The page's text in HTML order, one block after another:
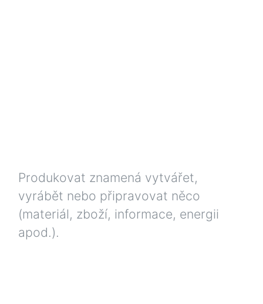
Produkovat znamená vytvářet,
vyrábět nebo připravovat něco
(materiál, zboží, informace, energii
apod.).